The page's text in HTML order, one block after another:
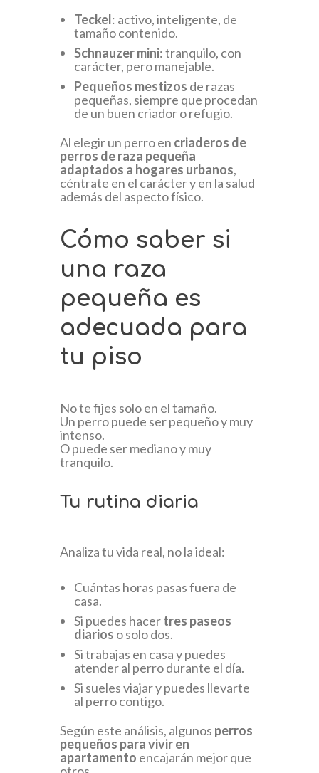
Teckel: activo, inteligente, de
tamaño contenido.
Schnauzer mini: tranquilo, con
carácter, pero manejable.
Pequeños mestizos de razas
pequeñas, siempre que procedan
de un buen criador o refugio.
Al elegir un perro en criaderos de
perros de raza pequeña
adaptados a hogares urbanos,
céntrate en el carácter y en la salud
además del aspecto físico.
Cómo saber si
una raza
pequeña es
adecuada para
tu piso
No te fijes solo en el tamaño.
Un perro puede ser pequeño y muy
intenso.
O puede ser mediano y muy
tranquilo.
Tu rutina diaria
Analiza tu vida real, no la ideal:
Cuántas horas pasas fuera de
casa.
Si puedes hacertres paseos
diarios o solo dos.
Si trabajas en casa y puedes
atender al perro durante el día.
Si sueles viajar y puedes llevarte
al perro contigo.
Según este análisis, algunos perros
pequeños para vivir en
apartamento encajarán mejor que